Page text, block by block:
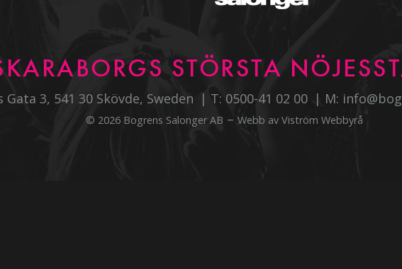
STÖRSTA
Gata 3, 541 30 Skövde, Sweden T: 0500-41 02 00 M:
© 2026 Bogrens Salonger AB – Webb av Viström Webbyrå